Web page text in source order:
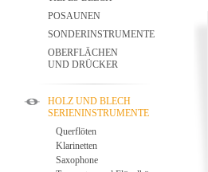
POSAUNEN
SONDERINSTRUMENTE
OBERFLÄCHEN
UND DRÜCKER
HOLZ UND BLECH
SERIENINSTRUMENTE
Querflöten
Klarinetten
Saxophone